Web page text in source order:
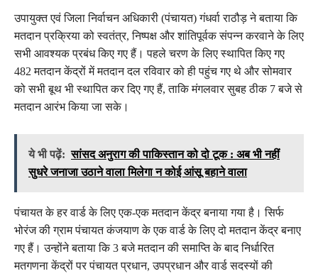
उपायुक्त एवं जिला निर्वाचन अधिकारी (पंचायत) गंधर्वा राठौड़ ने बताया कि
मतदान प्रक्रिया को स्वतंत्र, निष्पक्ष और शांतिपूर्वक संपन्न करवाने के लिए
सभी आवश्यक प्रबंध किए गए हैं। पहले चरण के लिए स्थापित किए गए
482 मतदान केंद्रों में मतदान दल रविवार को ही पहुंच गए थे और सोमवार
को सभी बूथ भी स्थापित कर दिए गए हैं, ताकि मंगलवार सुबह ठीक 7 बजे से
मतदान आरंभ किया जा सके।
ये भी पढ़ें: सांसद अनुराग की पाकिस्तान को दो टूक : अब भी नहीं
सुधरे जनाजा उठाने वाला मिलेगा न कोई आंसू बहाने वाला
पंचायत के हर वार्ड के लिए एक-एक मतदान केंद्र बनाया गया है। सिर्फ
भोरंज की ग्राम पंचायत कंजयाण के एक वार्ड के लिए दो मतदान केंद्र बनाए
गए हैं। उन्होंने बताया कि 3 बजे मतदान की समाप्ति के बाद निर्धारित
मतगणना केंद्रों पर पंचायत प्रधान, उपप्रधान और वार्ड सदस्यों की